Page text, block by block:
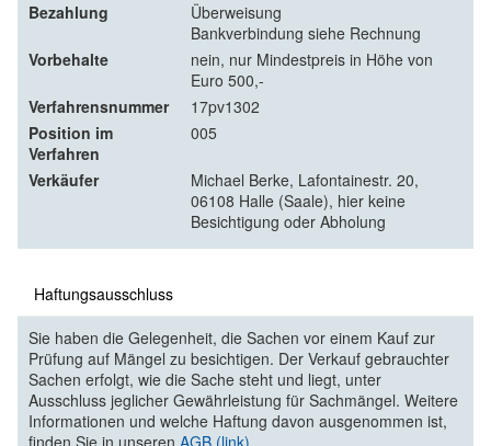
Bezahlung
Überweisung
Bankverbindung siehe Rechnung
Vorbehalte
nein, nur Mindestpreis in Höhe von
Euro 500,-
Verfahrensnummer
17pv1302
Position im
Verfahren
005
Verkäufer
Michael Berke, Lafontainestr. 20,
06108 Halle (Saale), hier keine
Besichtigung oder Abholung
Haftungsausschluss
Sie haben die Gelegenheit, die Sachen vor einem Kauf zur
Prüfung auf Mängel zu besichtigen. Der Verkauf gebrauchter
Sachen erfolgt, wie die Sache steht und liegt, unter
Ausschluss jeglicher Gewährleistung für Sachmängel. Weitere
Informationen und welche Haftung davon ausgenommen ist,